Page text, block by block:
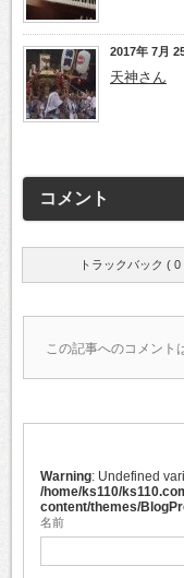
2017年 7月
天神さん
コメント
トラックバック ( 0
この記事へのコメント
Warning : Undefined
/home/ks110/
content/themes/
名前